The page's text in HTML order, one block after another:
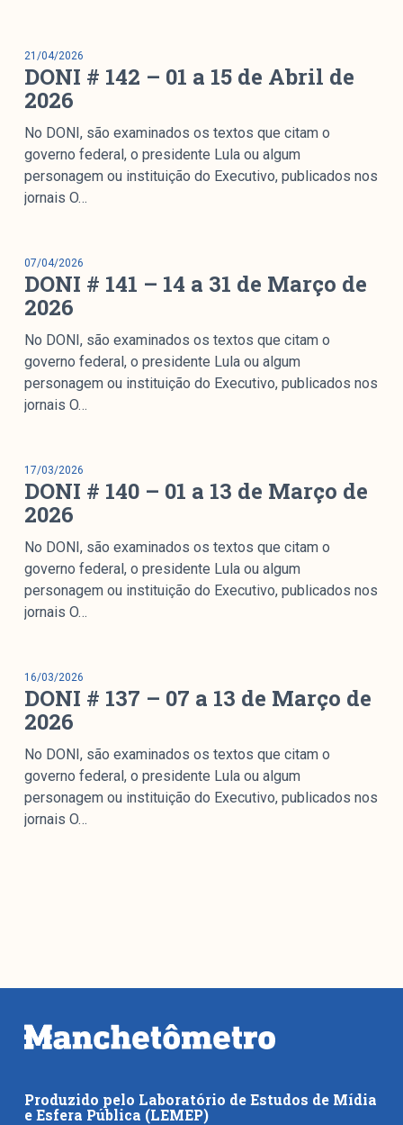
no Instituto de Estudos Sociais e Políticos (IESP) da
Universidade do Estado do Rio de Janeiro (UERJ). O
Manchetômetro não tem filiação com partidos ou grupos
Parceria
21/04/2026
DONI # 142 – 01 a 15 de Abril de
2026
No DONI, são examinados os textos que citam o
governo federal, o presidente Lula ou algum
personagem ou instituição do Executivo, publicados nos
jornais O…
07/04/2026
DONI # 141 – 14 a 31 de Março de
2026
No DONI, são examinados os textos que citam o
governo federal, o presidente Lula ou algum
personagem ou instituição do Executivo, publicados nos
jornais O…
17/03/2026
DONI # 140 – 01 a 13 de Março de
2026
No DONI, são examinados os textos que citam o
governo federal, o presidente Lula ou algum
personagem ou instituição do Executivo, publicados nos
jornais O…
16/03/2026
DONI # 137 – 07 a 13 de Março de
2026
No DONI, são examinados os textos que citam o
governo federal, o presidente Lula ou algum
personagem ou instituição do Executivo, publicados nos
jornais O…
Produzido pelo Laboratório de Estudos de Mídia
e Esfera Pública (LEMEP)